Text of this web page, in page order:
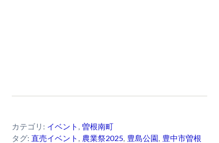
カテゴリ: イベント , 曽根南町
タグ: 直売イベント , 農業祭2025, 豊島公園 , 豊中市曽根